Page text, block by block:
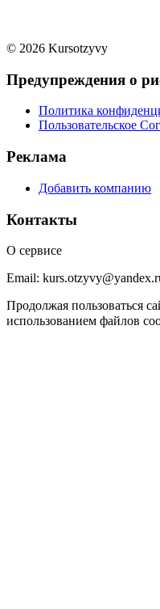
© 2026 Kursotzyvy
Предупреждения о
Политика
Пользовательское
Реклама
Добавить компанию
Контакты
О сервисе
Email:
Продолжая пользоваться
использованием файлов